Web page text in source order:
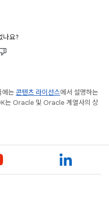
나요?
에는 콘텐츠 라이선스에서 설명하는
는 Oracle 및 Oracle 계열사의 상